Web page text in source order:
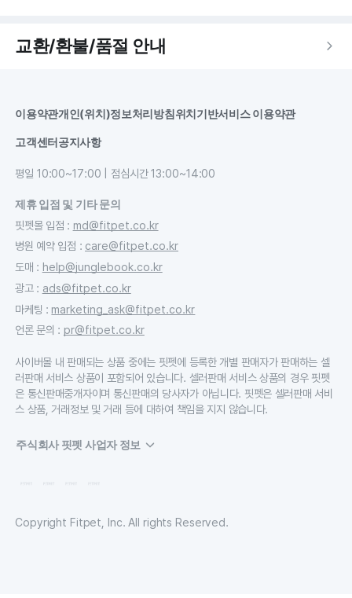
교환/환불/품절 안내
이용약관개인(위치)정보처리방침위치기반서비스 이용약관
고객센터공지사항
평일 10:00~17:00 | 점심시간 13:00~14:00
제휴 입점 및 기타 문의
핏펫몰 입점 : md@fitpet.co.kr
병원 예약 입점 : care@fitpet.co.kr
도매 : help@junglebook.co.kr
광고: ads@fitpet.co.kr
마케팅 : marketing_ask@fitpet.co.kr
언론 문의 : pr@fitpet.co.kr
사이버몰 내 판매되는 상품 중에는 핏펫에 등록한 개별 판매자가 판매하는 셀
러판매 서비스 상품이 포함되어 있습니다. 셀러판매 서비스 상품의 경우 핏펫
은 통신판매중개자이며 통신판매의 당사자가 아닙니다. 핏펫은 셀러판매 서비
스 상품, 거래정보 및 거래 등에 대하여 책임을 지지 않습니다.
주식회사 핏펫 사업자 정보
Copyright Fitpet, Inc. All rights Reserved.